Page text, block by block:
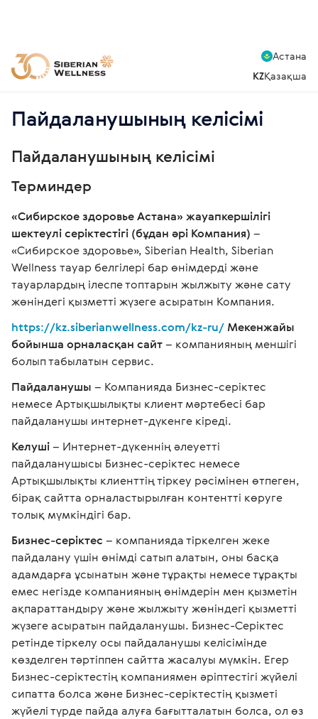
Астана
KZҚазақша
Пайдаланушының келісімі
Пайдаланушының келісімі
Терминдер
«Сибирское здоровье Астана» жауапкершілігі
шектеулі серіктестігі (бұдан әрі Компания) –
«Сибирское здоровье», Siberian Health, Siberian
Wellness тауар белгілері бар өнімдерді және
тауарлардың ілеспе топтарын жылжыту және сату
жөніндегі қызметті жүзеге асыратын Компания.
https://kz.siberianwellness.com/kz-ru/ Мекенжайы
бойынша орналасқан сайт– компанияның меншігі
болып табылатын сервис.
Пайдаланушы – Компанияда Бизнес-серіктес
немесе Артықшылықты клиент мәртебесі бар
пайдаланушы интернет-дүкенге кіреді.
Келуші– Интернет-дүкеннің әлеуетті
пайдаланушысы Бизнес-серіктес немесе
Артықшылықты клиенттің тіркеу рәсімінен өтпеген,
бірақ сайтта орналастырылған контентті көруге
толық мүмкіндігі бар.
Бизнес-серіктес – компанияда тіркелген жеке
пайдалану үшін өнімді сатып алатын, оны басқа
адамдарға ұсынатын және тұрақты немесе тұрақты
емес негізде компанияның өнімдерін мен қызметін
ақпараттандыру және жылжыту жөніндегі қызметті
жүзеге асыратын пайдаланушы. Бизнес-Серіктес
ретінде тіркелу осы пайдаланушы келісімінде
көзделген тәртіппен сайтта жасалуы мүмкін. Егер
Бизнес-серіктестің компаниямен әріптестігі жүйелі
сипатта болса және Бизнес-серіктестің қызметі
жүйелі түрде пайда алуға бағытталатын болса, ол өз